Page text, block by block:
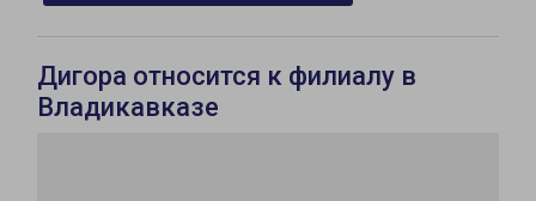
Дигора относится к филиалу в
Владикавказе